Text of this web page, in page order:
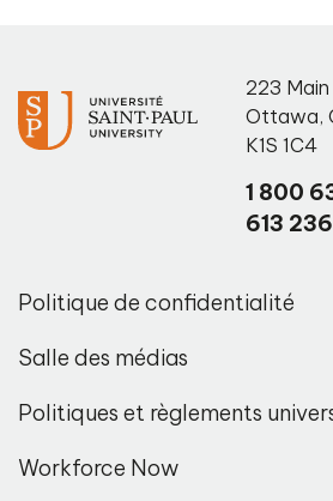
223
Ottawa,
K1S 1C4
1 800
613
Politique de confidentialité
Salle des médias
Politiques et règlements
Workforce Now